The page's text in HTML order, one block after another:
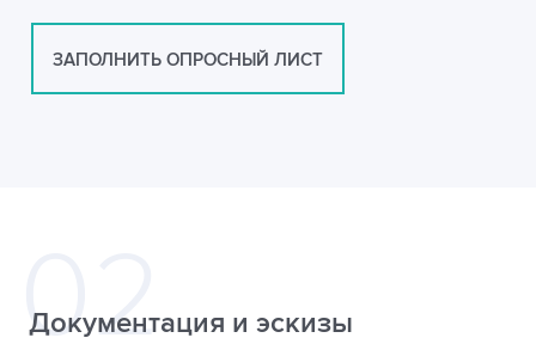
ЗАПОЛНИТЬ ОПРОСНЫЙ ЛИСТ
Документация и эскизы